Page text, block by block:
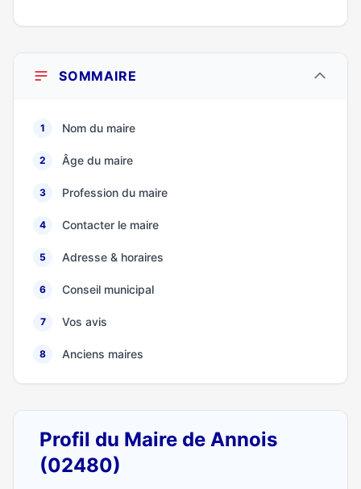
SOMMAIRE
1 Nom du maire
2 Âge du maire
3 Profession du maire
4 Contacter le maire
5 Adresse & horaires
6 Conseil municipal
7 Vos avis
8 Anciens maires
Profil du Maire de Annois
(02480)